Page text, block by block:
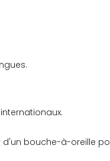
d'un bouche-à-oreille